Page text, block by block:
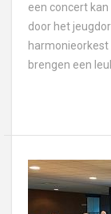
een concert
door het
harmonieorkest
brengen een